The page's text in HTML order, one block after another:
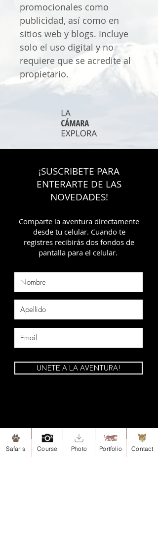
promocionales como
publicidad, así como en
sitios web y blogs. Incluye
solo el uso digital y no
requiere que se acredite al
propietario.
¡SUSCRIBETE PARA
ENTERARTE DE LAS
NOVEDADES!
Comparte la aventura directamente
desde tu celular. Cuando te
registres recibirás dos fondos de
pantalla para el celular.
UNETE A LA AVENTURA!
Safaris Course Photo Portfolio Contact